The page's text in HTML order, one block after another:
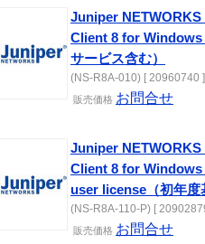
Juniper
Client 8 for Windows
サービス含む）
(NS-R8A-010) [ 20960740 ]
販売価格 お問合せ
Juniper
Client 8 for Windows
user license（初年度
(NS-R8A-110-P) [
販売価格 お問合せ